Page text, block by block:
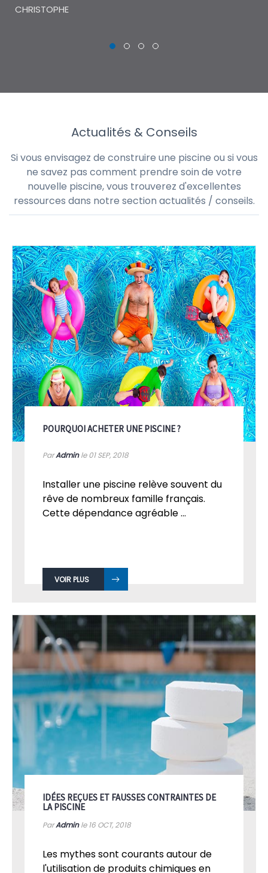
CHRISTOPHE
Actualités & Conseils
Si vous envisagez de construire une piscine ou si vous
ne savez pas comment prendre soin de votre
nouvelle piscine, vous trouverez d'excellentes
ressources dans notre section actualités / conseils.
POURQUOI ACHETER UNE PISCINE ?
ParAdminle 01SEP, 2018
Installer une piscine relève souvent du
rêve de nombreux famille français.
Cette dépendance agréable ...
VOIR PLUS
IDÉES REÇUES ET FAUSSES CONTRAINTES DE
LA PISCINE
ParAdminle 16 OCT, 2018
Les mythes sont courants autour de
l'utilisation de produits chimiques en